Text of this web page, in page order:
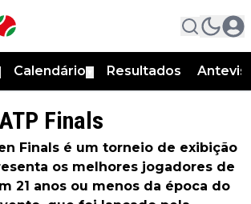
Calendário Resultados
Finals
Finals é um torneio de exibição
os melhores jogadores de
21 anos ou menos da época do